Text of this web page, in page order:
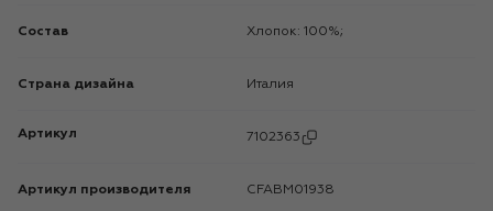
Состав Хлопок: 100%;
Страна дизайна Италия
Артикул 7102363
Артикул производителя CFABM01938